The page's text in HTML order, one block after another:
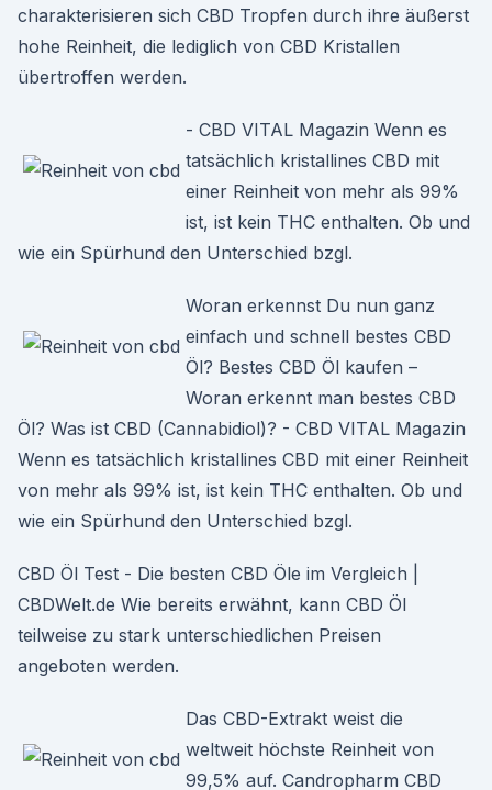
charakterisieren sich CBD Tropfen durch ihre äußerst
hohe Reinheit, die lediglich von CBD Kristallen
übertroffen werden.
- CBD VITAL Magazin Wenn es
tatsächlich kristallines CBD mit
einer Reinheit von mehr als 99%
ist, ist kein THC enthalten. Ob und
wie ein Spürhund den Unterschied bzgl.
Woran erkennst Du nun ganz
einfach und schnell bestes CBD
Öl? Bestes CBD Öl kaufen –
Woran erkennt man bestes CBD
Öl? Was ist CBD (Cannabidiol)? - CBD VITAL Magazin
Wenn es tatsächlich kristallines CBD mit einer Reinheit
von mehr als 99% ist, ist kein THC enthalten. Ob und
wie ein Spürhund den Unterschied bzgl.
CBD Öl Test - Die besten CBD Öle im Vergleich |
CBDWelt.de Wie bereits erwähnt, kann CBD Öl
teilweise zu stark unterschiedlichen Preisen
angeboten werden.
Das CBD-Extrakt weist die
weltweit höchste Reinheit von
99,5% auf. Candropharm CBD